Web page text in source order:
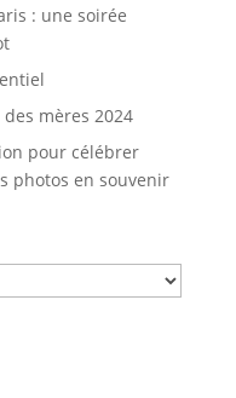
: une soirée
mères 2024
pour célébrer
photos en souvenir